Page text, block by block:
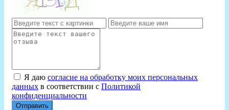
Я даю согласие на обработку моих персональных
данных в соответствии с Политикой
конфиденциальности
Отправить